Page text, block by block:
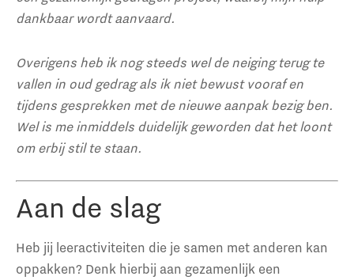
dankbaar wordt aanvaard.
Overigens heb ik nog steeds wel de neiging terug te
vallen in oud gedrag als ik niet bewust vooraf en
tijdens gesprekken met de nieuwe aanpak bezig ben.
Wel is me inmiddels duidelijk geworden dat het loont
om erbij stil te staan.
Aan de slag
Heb jij leeractiviteiten die je samen met anderen kan
oppakken? Denk hierbij aan gezamenlijk een